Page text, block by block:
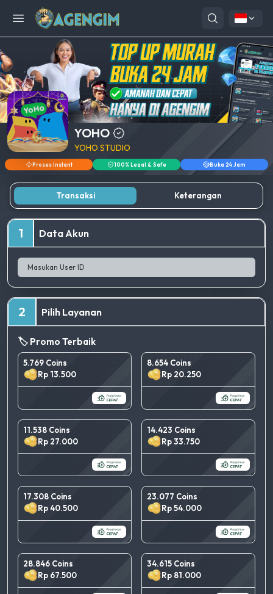
Open menu
YOHO
YOHO STUDIO
Proses Instant 100% Legal & Safe Buka 24 Jam
Transaksi Keterangan
1 Data Akun
2 Pilih Layanan
🏷️ Promo Terbaik
5.769 Coins
Rp 13.500
8.654 Coins
Rp 20.250
11.538 Coins
Rp 27.000
14.423 Coins
Rp 33.750
17.308 Coins
Rp 40.500
23.077 Coins
Rp 54.000
28.846 Coins
Rp 67.500
34.615 Coins
Rp 81.000